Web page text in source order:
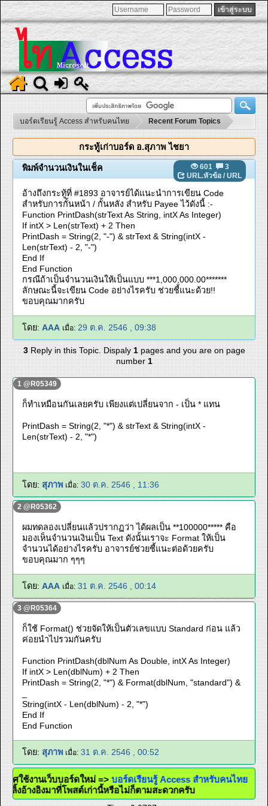
บอร์ดเรียนรู้ Access สำหรับคนไทย Recent Forum Topics
กระทู้เก่าบอร์ด อ.สุภาพ ไชยา
601
3
URL.หัวข้อ / URL
พิมพ์จำนวนเงินในเช็ค
อ้างถึงกระทู้ที่ #1893 อาจารย์ได้แนะนำการเขียน Code
สำหรับการกั้นหน้า / กั้นหลัง สำหรับ Payee ไว้ดังนี้ :-
Function PrintDash(strText As String, intX As Integer)
If intX > Len(strText) + 2 Then
PrintDash = String(2, "-") & strText & String(intX -
Len(strText) - 2, "-")
End If
End Function
กรณีถ้าเป็นจำนวนเงินให้เป็นแบบ ***1,000,000.00*******
ลักษณะนี้จะเขียน Code อย่างไรครับ ช่วยชี้แนะด้วย!!
ขอบคุณมากครับ
โดย: AAA เมื่อ: 29 ต.ค. 2546 , 09:38
3Reply in this Topic. Dispaly 1 pages and you are on page
number 1
1 @R05349
ก็ทำเหมือนกันเลยครับ เพียงแต่เปลี่ยนจาก - เป็น * แทน
PrintDash = String(2, "*") & strText & String(intX -
Len(strText) - 2, "*")
โดย: สุภาพ เมื่อ: 30 ต.ค. 2546 , 11:36
2 @R05362
ผมทดลองเปลี่ยนแล้วปรากฏว่า ได้ผลเป็น **100000***** คือ
มองเห็นจำนวนเงินเป็น Text ดังนั้นเราจะ Format ให้เป็น
จำนวนได้อย่างไรครับ อาจารย์ช่วยชี้แนะต่อด้วยครับ
ขอบคุณมาก ๆๆๆ
โดย: AAA เมื่อ: 31 ต.ค. 2546 , 00:14
3 @R05364
ก็ใช้ Format() ช่วยจัดให้เป็นตัวเลขแบบ Standard ก่อน แล้ว
ค่อยนำไปรวมกันครับ
Function PrintDash(dblNum As Double, intX As Integer)
If intX > Len(dblNum) + 2 Then
PrintDash = String(2, "*") & Format(dblNum, "standard") &
String(intX - Len(dblNum) - 2, "*")
End If
End Function
โดย: สุภาพ เมื่อ: 31 ต.ค. 2546 , 00:52
ะกาศใช้งานเว็บบอร์ดใหม่ =>บอร์ดเรียนรู้ Access สำหรับคนไทย
ใส่ลิ้งอ้างอิงมาที่โพสต์เก่านี้หรือไม่ก็ตามสะดวกครับ